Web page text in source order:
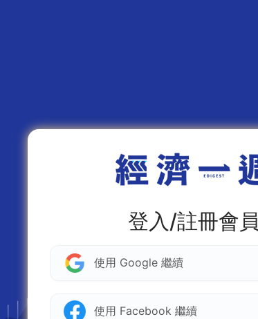
登入/註冊會員
使用 Google 繼續
使用 Facebook 繼續